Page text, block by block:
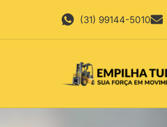
(31) 99144-5010